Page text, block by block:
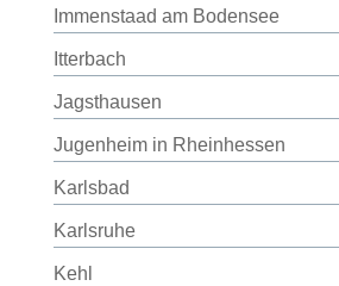
Immenstaad am Bodensee
Itterbach
Jagsthausen
Jugenheim in Rheinhessen
Karlsbad
Karlsruhe
Kehl